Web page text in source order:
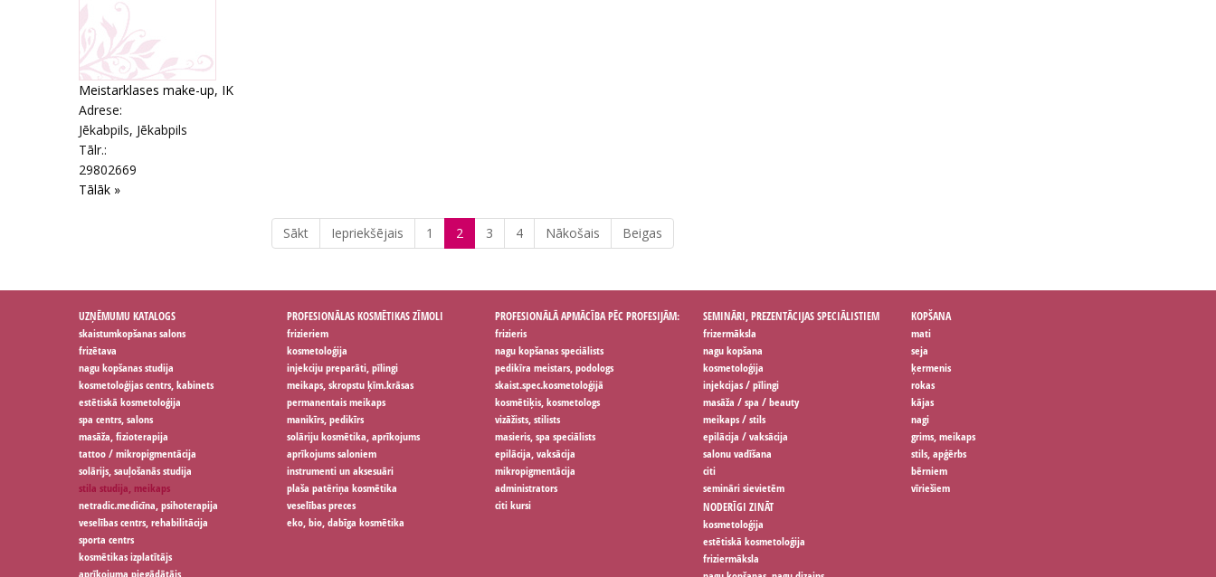
Meistarklases make-up, IK
Adrese:
Jēkabpils, Jēkabpils
Tālr.:
29802669
Tālāk »
Sākt Iepriekšējais 1 2 3 4 Nākošais Beigas
UZŅĒMUMU KATALOGS
skaistumkopšanas salons
frizētava
nagu kopšanas studija
kosmetoloģijas centrs, kabinets
estētiskā kosmetoloģija
spa centrs, salons
masāža, fizioterapija
tattoo / mikropigmentācija
solārijs, sauļošanās studija
stila studija, meikaps
netradic.medicīna, psihoterapija
veselības centrs, rehabilitācija
sporta centrs
kosmētikas izplatītājs
aprīkojuma piegādātājs
PROFESIONĀLAS KOSMĒTIKAS ZĪMOLI
frizieriem
kosmetoloģija
injekciju preparāti, pīlingi
meikaps, skropstu ķīm.krāsas
permanentais meikaps
manikīrs, pedikīrs
solāriju kosmētika, aprīkojums
aprīkojums saloniem
instrumenti un aksesuāri
plaša patēriņa kosmētika
veselības preces
eko, bio, dabīga kosmētika
PROFESIONĀLĀ APMĀCĪBA PĒC PROFESIJĀM:
frizieris
nagu kopšanas speciālists
pedikīra meistars, podologs
skaist.spec.kosmetoloģijā
kosmētiķis, kosmetologs
vizāžists, stilists
masieris, spa speciālists
epilācija, vaksācija
mikropigmentācija
administrators
citi kursi
SEMINĀRI, PREZENTĀCIJAS SPECIĀLISTIEM
frizermāksla
nagu kopšana
kosmetoloģija
injekcijas / pīlingi
masāža / spa / beauty
meikaps / stils
epilācija / vaksācija
salonu vadīšana
citi
semināri sievietēm
KOPŠANA
mati
seja
ķermenis
rokas
kājas
nagi
grims, meikaps
stils, apģērbs
bērniem
vīriešiem
NODERĪGI ZINĀT
kosmetoloģija
estētiskā kosmetoloģija
friziermāksla